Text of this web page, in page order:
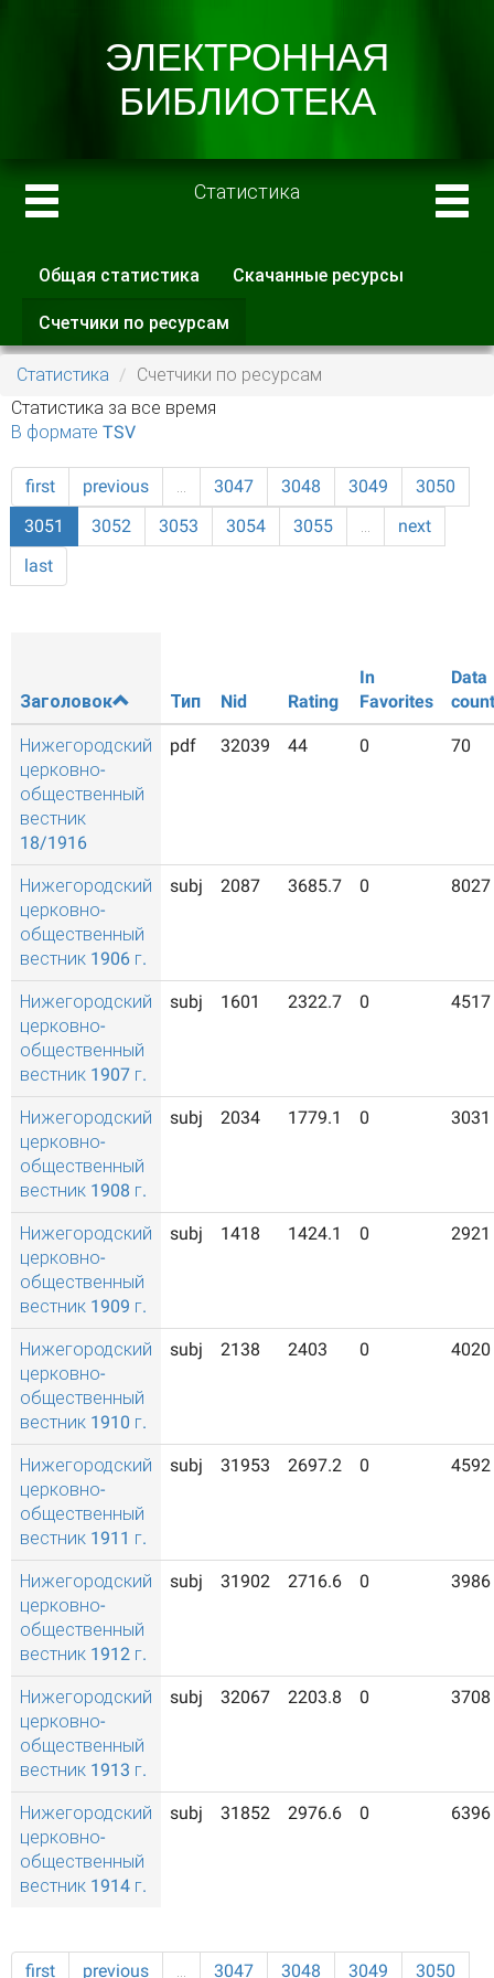
Статистика
Главные вкладки
Общая статистика Скачанные ресурсы
Счетчики по ресурсам
вкладка)
Статистика
Счетчики по ресурсам
Статистика за все время
В формате TSV
first previous … 3047 3048 3049
3050
3051
3052 3053 3054 3055 …
next
last
Заголовок Тип Nid Rating
In
Favorites
Data
Нижегородский
церковно-
общественный
вестник
18/1916
pdf 32039 44 0 70
Нижегородский
церковно-
общественный
вестник 1906 г.
subj 2087 3685.7 0 8027
Нижегородский
церковно-
общественный
вестник 1907 г.
subj 1601 2322.7 0 4517
Нижегородский
церковно-
общественный
вестник 1908 г.
subj 2034 1779.1 0 3031
Нижегородский
церковно-
общественный
вестник 1909 г.
subj 1418 1424.1 0 2921
Нижегородский
церковно-
общественный
вестник 1910 г.
subj 2138 2403 0 4020
Нижегородский
церковно-
общественный
вестник 1911 г.
subj 31953 2697.2 0 4592
Нижегородский
церковно-
общественный
вестник 1912 г.
subj 31902 2716.6 0 3986
Нижегородский
церковно-
общественный
вестник 1913 г.
subj 32067 2203.8 0 3708
Нижегородский
церковно-
общественный
вестник 1914 г.
subj 31852 2976.6 0 6396
first previous … 3047 3048 3049 3050